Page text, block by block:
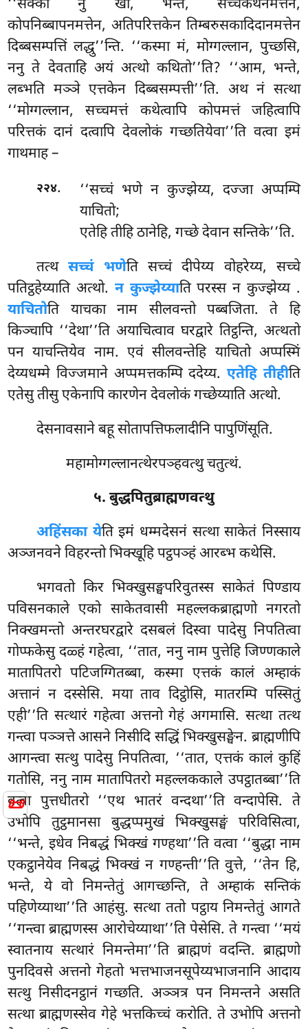
📜
‘‘सक्का नु खो, भन्ते, सच्चकथनमत्तेन,
कोपनिब्बापनमत्तेन, अतिपरित्तकेन तिम्बरुसकादिदानमत्तेन
दिब्बसम्पत्तिं लद्धु’’न्ति. ‘‘कस्मा मं, मोग्गल्लान, पुच्छसि,
ननु ते देवताहि अयं अत्थो कथितो’’ति? ‘‘आम, भन्ते,
लब्भति मञ्ञे एत्तकेन दिब्बसम्पत्ती’’ति. अथ नं सत्था
‘‘मोग्गल्लान, सच्चमत्तं कथेत्वापि कोपमत्तं जहित्वापि
परित्तकं दानं दत्वापि देवलोकं गच्छतियेवा’’ति वत्वा इमं
गाथमाह –
२२४. ‘‘सच्चं भणे न कुज्झेय्य, दज्जा अप्पम्पि
याचितो;
एतेहि तीहि ठानेहि, गच्छे देवान सन्तिके’’ति.
तत्थसच्चं भणेति सच्चं दीपेय्य वोहरेय्य, सच्चे
पतिट्ठहेय्याति अत्थो. न कुज्झेय्याति परस्स न कुज्झेय्य .
याचितोति याचका नाम सीलवन्तो पब्बजिता. ते हि
किञ्चापि ‘‘देथा’’ति अयाचित्वाव घरद्वारे तिट्ठन्ति, अत्थतो
पन याचन्तियेव नाम. एवं सीलवन्तेहि याचितो अप्पस्मिं
देय्यधम्मे विज्जमाने अप्पमत्तकम्पि ददेय्य.एतेहि तीहीति
एतेसु तीसु एकेनापि कारणेन देवलोकं गच्छेय्याति अत्थो.
देसनावसाने बहू सोतापत्तिफलादीनि पापुणिंसूति.
महामोग्गल्लानत्थेरपञ्हवत्थु चतुत्थं.
५. बुद्धपितुब्राह्मणवत्थु
अहिंसका येति इमं धम्मदेसनं सत्था साकेतं निस्साय
अञ्जनवने विहरन्तो भिक्खूहि पट्ठपञ्हं आरब्भ कथेसि.
भगवतो किर भिक्खुसङ्घपरिवुतस्स साकेतं पिण्डाय
पविसनकाले एको साकेतवासी महल्लकब्राह्मणो नगरतो
निक्खमन्तो अन्तरघरद्वारे दसबलं दिस्वा पादेसु निपतित्वा
गोप्फकेसु दळ्हं गहेत्वा, ‘‘तात, ननु नाम पुत्तेहि जिण्णकाले
मातापितरो पटिजग्गितब्बा, कस्मा एत्तकं कालं अम्हाकं
अत्तानं न दस्सेसि. मया ताव दिट्ठोसि, मातरम्पि पस्सितुं
एही’’ति सत्थारं गहेत्वा अत्तनो गेहं अगमासि. सत्था तत्थ
गन्त्वा पञ्ञत्ते आसने निसीदि सद्धिं भिक्खुसङ्घेन. ब्राह्मणीपि
आगन्त्वा सत्थुपादेसु निपतित्वा, ‘‘तात, एत्तकं कालं कुहिं
गतोसि, ननु नाम मातापितरो महल्लककाले उपट्ठातब्बा’’ति
वत्वा पुत्तधीतरो ‘‘एथ भातरं वन्दथा’’ति वन्दापेसि. ते
उभोपि तुट्ठमानसा बुद्धप्पमुखं भिक्खुसङ्घं परिविसित्वा,
‘‘भन्ते, इधेव निबद्धं भिक्खं गण्हथा’’ति वत्वा ‘‘बुद्धा नाम
एकट्ठानेयेव निबद्धं भिक्खं न गण्हन्ती’’ति वुत्ते, ‘‘तेन हि,
भन्ते, ये वो निमन्तेतुं आगच्छन्ति, ते अम्हाकं सन्तिकं
पहिणेय्याथा’’ति आहंसु. सत्था ततो पट्ठाय निमन्तेतुं आगते
‘‘गन्त्वा ब्राह्मणस्स आरोचेय्याथा’’ति पेसेसि. ते गन्त्वा ‘‘मयं
स्वातनाय सत्थारं निमन्तेमा’’ति ब्राह्मणं वदन्ति. ब्राह्मणो
पुनदिवसे अत्तनो गेहतो भत्तभाजनसूपेय्यभाजनानि आदाय
सत्थु निसीदनट्ठानं गच्छति. अञ्ञत्र पन निमन्तने असति
सत्था ब्राह्मणस्सेव गेहे भत्तकिच्चं करोति. ते उभोपि अत्तनो